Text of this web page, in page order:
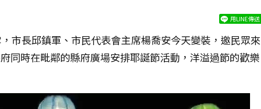
用LINE傳送
市長邱鎮軍、市民代表會主席楊喬安今天變裝，邀民眾來
同時在毗鄰的縣府廣場安排耶誕節活動，洋溢過節的歡樂